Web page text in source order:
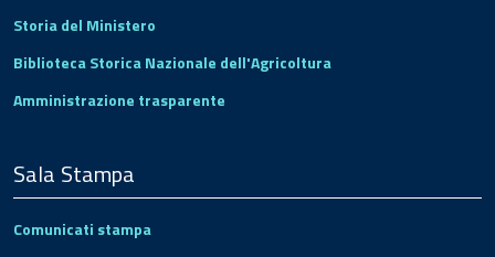
Storia del Ministero
Biblioteca Storica Nazionale dell'Agricoltura
Amministrazione trasparente
Sala Stampa
Comunicati stampa